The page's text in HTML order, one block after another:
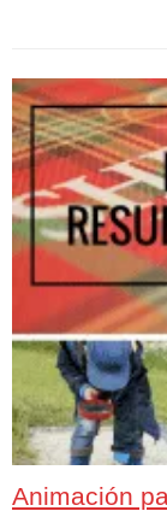
Animación